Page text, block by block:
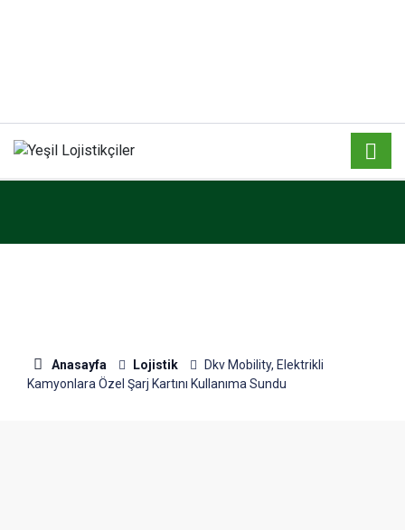
Anasayfa Lojistik
Dkv Mobility, Elektrikli
Kamyonlara Özel Şarj Kartını Kullanıma Sundu